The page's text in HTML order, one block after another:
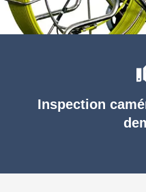
Inspection